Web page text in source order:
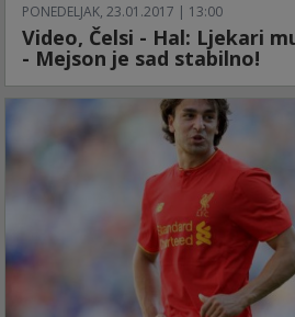
PONEDELJAK, 23.01.2017 | 13:00
Video, Čelsi - Hal: Ljekari
- Mejson je sad stabilno!